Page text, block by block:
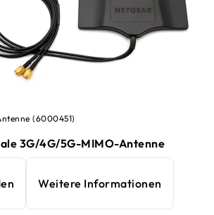
(6000451)
3G/4G/5G-MIMO-Antenne
Weitere Informationen